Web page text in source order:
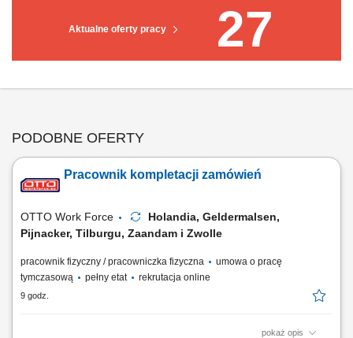
Aktualne oferty pracy 27
PODOBNE OFERTY
Pracownik kompletacji zamówień
OTTO Work Force
Holandia, Geldermalsen,
Pijnacker, Tilburgu, Zaandam i Zwolle
pracownik fizyczny / pracowniczka fizyczna
umowa o pracę
tymczasową
pełny etat rekrutacja online
9 godz.
pokaż opis